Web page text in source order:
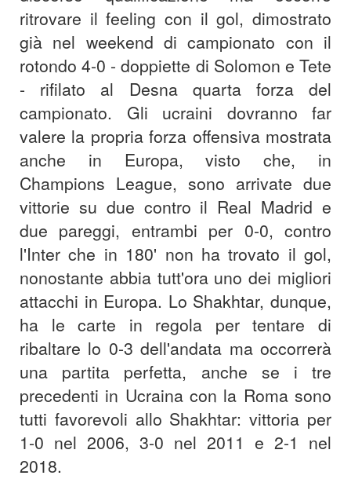
ritrovare il feeling con il gol, dimostrato
già nel weekend di campionato con il
rotondo 4-0 - doppiette di Solomon e Tete
- rifilato al Desna quarta forza del
campionato. Gli ucraini dovranno far
valere la propria forza offensiva mostrata
anche in Europa, visto che, in
Champions League, sono arrivate due
vittorie su due contro il Real Madrid e
due pareggi, entrambi per 0-0, contro
l'Inter che in 180' non ha trovato il gol,
nonostante abbia tutt'ora uno dei migliori
attacchi in Europa. Lo Shakhtar, dunque,
ha le carte in regola per tentare di
ribaltare lo 0-3 dell'andata ma occorrerà
una partita perfetta, anche se i tre
precedenti in Ucraina con la Roma sono
tutti favorevoli allo Shakhtar: vittoria per
1-0 nel 2006, 3-0 nel 2011 e 2-1 nel
2018.